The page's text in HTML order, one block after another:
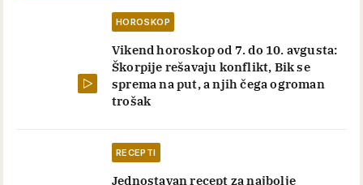
HOROSKOP
Vikend horoskop od 7. do 10. avgusta:
Škorpije rešavaju konflikt, Bik se
sprema na put, a njih čega ogroman
trošak
RECEPTI
Jednostavan recept za najbolje